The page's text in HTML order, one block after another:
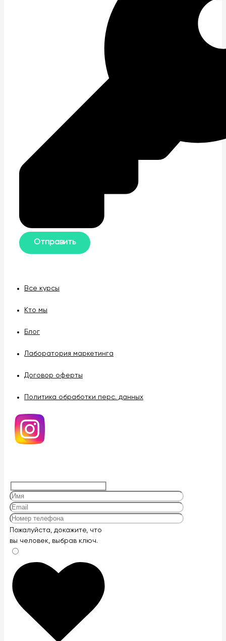
Все курсы
Кто мы
Блог
Лаборатория маркетинга
Договор оферты
Политика обработки перс. данных
Оставьте
это
поле
пустым.
Пожалуйста, докажите, что
вы человек, выбравключ.